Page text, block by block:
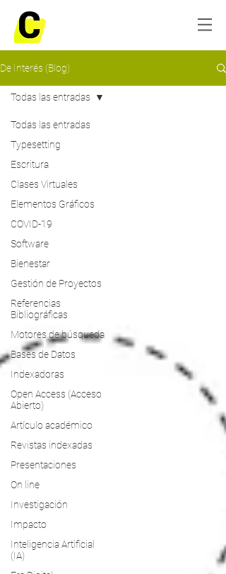
De Interés (Blog)
Todas las entradas
Typesetting
Escritura
Clases Virtuales
Elementos Gráficos
COVID-19
Software
Bienestar
Gestión de Proyectos
Referencias
Bibliográficas
Motores de búsqueda
Bases de Datos
Indexadoras
Open Access (Acceso
Abierto)
Artículo académico
Revistas indexadas
Presentaciones
On line
Investigación
Impacto
Inteligencia Artificial
(IA)
Todas las entradas